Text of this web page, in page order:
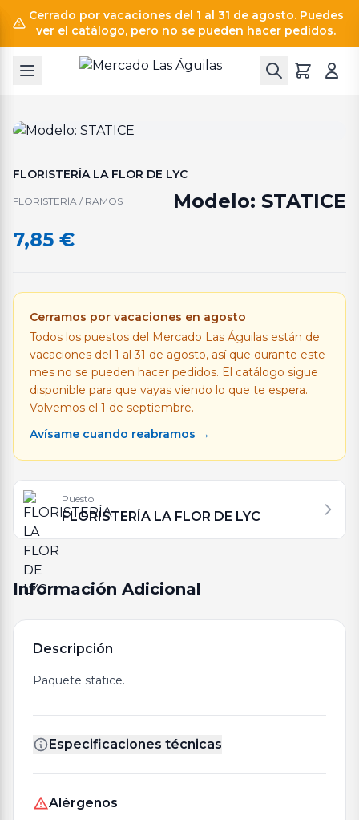
Cerrado por vacaciones del 1 al 31 de agosto. Puedes
ver el catálogo, pero no se pueden hacer pedidos.
FLORISTERÍA LA FLOR DE LYC
FLORISTERÍA / RAMOS
Modelo: STATICE
7,85 €
Cerramos por vacaciones en agosto
Todos los puestos del Mercado Las Águilas están de
vacaciones del 1 al 31 de agosto, así que durante este
mes no se pueden hacer pedidos. El catálogo sigue
disponible para que vayas viendo lo que te espera.
Volvemos el 1 de septiembre.
Avísame cuando reabramos →
Puesto
FLORISTERÍA LA FLOR DE LYC
Información Adicional
Descripción
Paquete statice.
Especificaciones técnicas
Alérgenos